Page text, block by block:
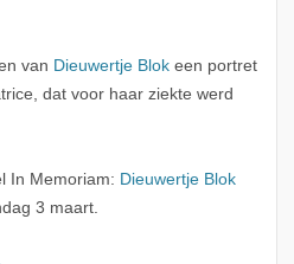
van Dieuwertje Blokeen portret
dat voor haar ziekte werd
In Memoriam: Dieuwertje Blok
3 maart.